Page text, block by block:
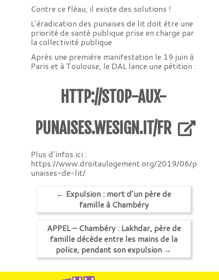
Contre ce fléau, il existe des solutions !
L’éradication des punaises de lit doit être une
priorité de santé publique prise en charge par
la collectivité publique
Après une première manifestation le 19 juin à
Paris et à Toulouse, le DAL lance une pétition :
HTTP://STOP-AUX-
PUNAISES.WESIGN.IT/FR
Plus d’infos ici :
https://www.droitaulogement.org/2019/06/p
unaises-de-lit/
← Expulsion : mort d’un père de
famille à Chambéry
APPEL – Chambéry : Lakhdar, père de
famille décède entre les mains de la
police, pendant son expulsion →